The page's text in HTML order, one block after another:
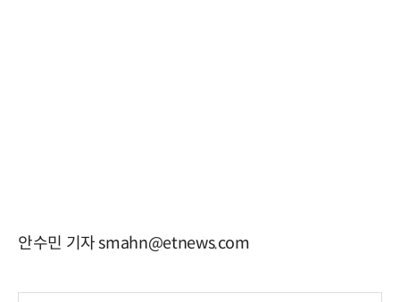
안수민 기자 smahn@etnews.com